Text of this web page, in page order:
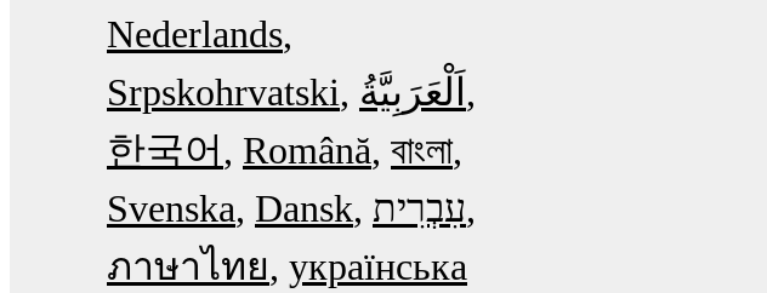
Nederlands
Srpskohrvatski
한국어
Română বাংলা
Svenska Dansk עִבְרִית
ภาษาไทย українська